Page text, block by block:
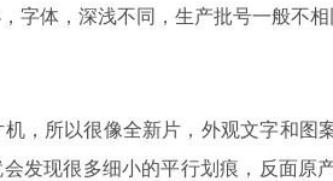
字体，深浅不同，生产批号一般不
所以很像全新片，外观文字和图
发现很多细小的平行划痕，反面